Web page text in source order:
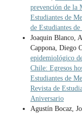
prevención de la
Estudiantes de
de Estudiantes
Joaquin Blanco,
Cappona, Diego
epidemiológico
Chile: Egresos
Estudiantes de
Revista de
Aniversario
Agustín Bocaz,